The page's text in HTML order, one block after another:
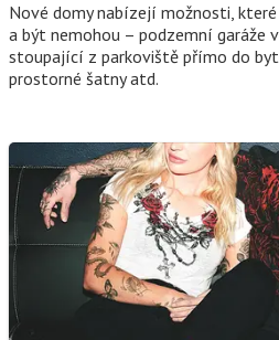
Nové domy nabízejí možnosti,
a být nemohou – podzemní garáže
stoupající z parkoviště přímo do
prostorné šatny atd.